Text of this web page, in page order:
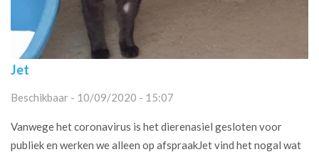
Jet
Beschikbaar - 10/09/2020 - 15:07
Vanwege het coronavirus is het dierenasiel gesloten voor
publiek en werken we alleen op afspraakJet vind het nogal wat